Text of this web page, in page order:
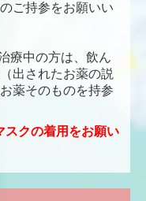
ご持参をお願いい
療中の方は、飲ん
出されたお薬の説
薬そのものを持参
クの着用をお願い